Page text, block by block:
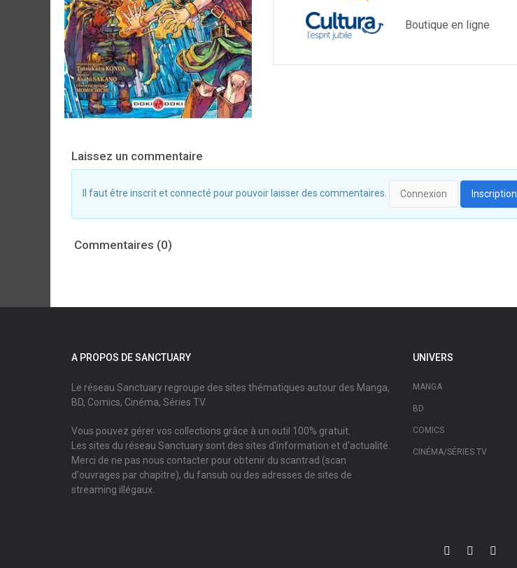
Boutique en ligne
Laissez un commentaire
Il faut être inscrit et connecté pour pouvoir laisser des commentaires. Connexion Inscription
Commentaires (0)
A PROPOS DE SANCTUARY
Le réseau Sanctuary regroupe des sites thématiques autour des Manga,
BD, Comics, Cinéma, Séries TV.
Vous pouvez gérer vos collections grâce à un outil 100% gratuit.
Les sites du réseau Sanctuary sont des sites d'information et d'actualité.
Merci de ne pas nous contacter pour obtenir du scantrad (scan
d'ouvrages par chapitre), du fansub ou des adresses de sites de
streaming illégaux.
UNIVERS
MANGA
BD
COMICS
CINÉMA/SÉRIES TV